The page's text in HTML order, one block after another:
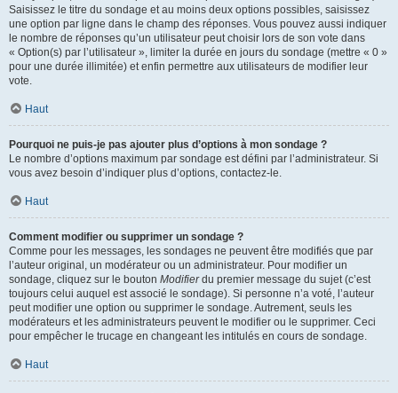
Saisissez le titre du sondage et au moins deux options possibles, saisissez
une option par ligne dans le champ des réponses. Vous pouvez aussi indiquer
le nombre de réponses qu’un utilisateur peut choisir lors de son vote dans
« Option(s) par l’utilisateur », limiter la durée en jours du sondage (mettre « 0 »
pour une durée illimitée) et enfin permettre aux utilisateurs de modifier leur
vote.
Haut
Pourquoi ne puis-je pas ajouter plus d’options à mon sondage ?
Le nombre d’options maximum par sondage est défini par l’administrateur. Si
vous avez besoin d’indiquer plus d’options, contactez-le.
Haut
Comment modifier ou supprimer un sondage ?
Comme pour les messages, les sondages ne peuvent être modifiés que par
l’auteur original, un modérateur ou un administrateur. Pour modifier un
sondage, cliquez sur le bouton Modifierdu premier message du sujet (c’est
toujours celui auquel est associé le sondage). Si personne n’a voté, l’auteur
peut modifier une option ou supprimer le sondage. Autrement, seuls les
modérateurs et les administrateurs peuvent le modifier ou le supprimer. Ceci
pour empêcher le trucage en changeant les intitulés en cours de sondage.
Haut